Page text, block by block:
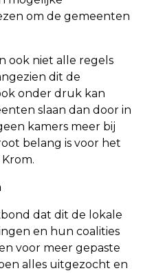
om de gemeenten
ook niet alle regels
dit de
onder druk kan
slaan dan door in
kamers meer bij
belang is voor het
dat dit de lokale
en hun coalities
voor meer gepaste
alles uitgezocht en